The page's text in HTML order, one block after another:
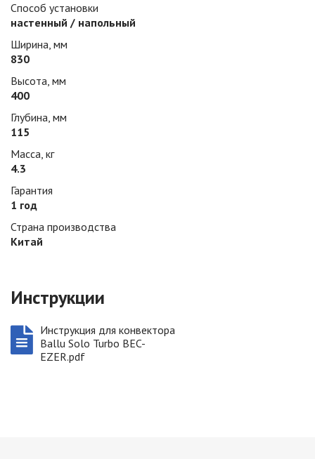
Способ установки
настенный / напольный
Ширина, мм
830
Высота, мм
400
Глубина, мм
115
Масса, кг
4.3
Гарантия
1 год
Страна производства
Китай
Инструкции
Инструкция для конвектора
Ballu Solo Turbo BEC-
EZER.pdf